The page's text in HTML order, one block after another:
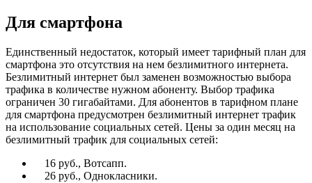
Для смартфона
Единственный недостаток, который имеет тарифный план для
смартфона это отсутствия на нем безлимитного интернета.
Безлимитный интернет был заменен возможностью выбора
трафика в количестве нужном абоненту. Выбор трафика
ограничен 30 гигабайтами. Для абонентов в тарифном плане
для смартфона предусмотрен безлимитный интернет трафик
на использование социальных сетей. Цены за один месяц на
безлимитный трафик для социальных сетей:
16 руб., Вотсапп.
26 руб., Однокласники.